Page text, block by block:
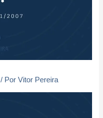
/ PorVitor Pereira